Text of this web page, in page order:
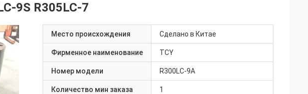
9S R305LC-7
Место происхождения Сделано в Китае
Фирменное наименование TCY
Номер модели R300LC-9A
Количество мин заказа 1